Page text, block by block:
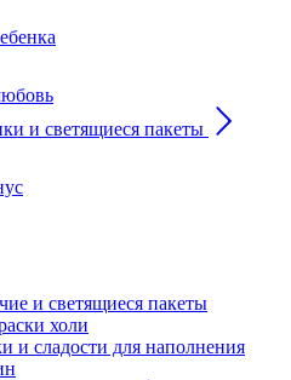
и светящиеся пакеты
и светящиеся пакеты
холи
и сладости для наполнения